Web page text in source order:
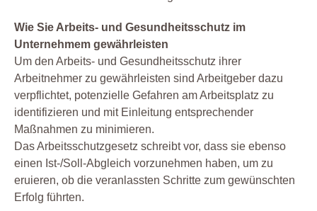
Wie Sie Arbeits- und Gesundheitsschutz im
Unternehmem gewährleisten
Um den Arbeits- und Gesundheitsschutz ihrer
Arbeitnehmer zu gewährleisten sind Arbeitgeber dazu
verpflichtet, potenzielle Gefahren am Arbeitsplatz zu
identifizieren und mit Einleitung entsprechender
Maßnahmen zu minimieren.
Das Arbeitsschutzgesetz schreibt vor, dass sie ebenso
einen Ist-/Soll-Abgleich vorzunehmen haben, um zu
eruieren, ob die veranlassten Schritte zum gewünschten
Erfolg führten.